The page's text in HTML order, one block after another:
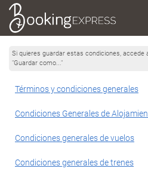
Si quieres guardar estas condiciones, accede
"Guardar como..."
Términos y condiciones generales
Condiciones Generales de
Condiciones generales de vuelos
Condiciones generales de trenes